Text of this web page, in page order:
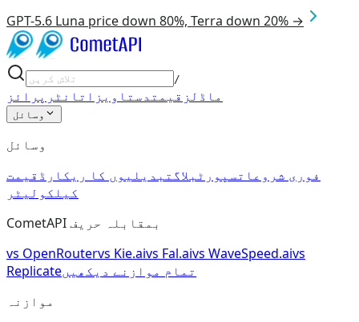
GPT-5.6 Luna price down 80%, Terra down 20% →
/
ماڈلز قیمتدستاویزاتانٹرپرائز
وسائل
وسائل
فوری شروعاتسپورٹبلاگتبدیلیوں کا ریکارڈ قیمت
کیلکولیٹر
CometAPI بمقابلہ حریف
vs OpenRoutervs Kie.aivs Fal.aivs WaveSpeed.aivs
Replicateتمام موازنے دیکھیں
موازنہ